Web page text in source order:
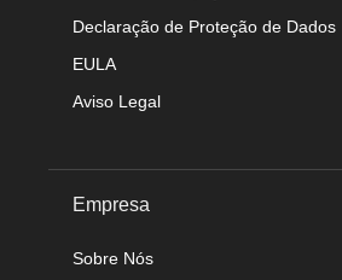
Declaração de Proteção de Dados
EULA
Aviso Legal
Empresa
Sobre Nós